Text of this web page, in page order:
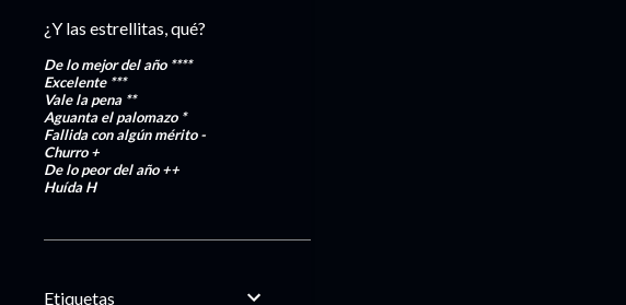
¿Y las estrellitas, qué?
De lo mejor del año ****
Excelente***
Vale la pena **
Aguanta el palomazo *
Fallida con algún mérito-
Churro+
De lo peor del año++
HuídaH
Etiquetas